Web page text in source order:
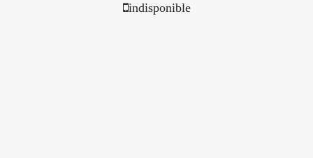
indisponible